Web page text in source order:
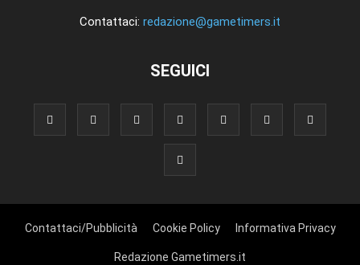
Contattaci: redazione@gametimers.it
SEGUICI
Contattaci/Pubblicità Cookie Policy Informativa Privacy
Redazione Gametimers.it